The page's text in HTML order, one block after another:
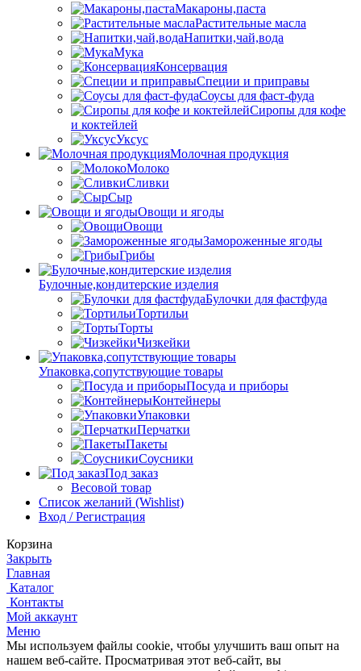
Макароны,паста
Растительные масла
Напитки,чай,вода
Мука
Консервация
Специи и приправы
Соусы для фаст-фуда
Сиропы для кофе
и коктейлей
Уксус
Молочная продукция
Молоко
Сливки
Сыр
Овощи и ягоды
Овощи
Замороженные ягоды
Грибы
Булочные,кондитерские изделия
Булочки для фастфуда
Тортильи
Торты
Чизкейки
Упаковка,сопутствующие товары
Посуда и приборы
Контейнеры
Упаковки
Перчатки
Пакеты
Соусники
Под заказ
Весовой товар
Список желаний (Wishlist)
Вход / Регистрация
Корзина
Закрыть
Главная
Каталог
Контакты
Мой аккаунт
Меню
Мы используем файлы cookie, чтобы улучшить ваш опыт на
нашем веб-сайте. Просматривая этот веб-сайт, вы